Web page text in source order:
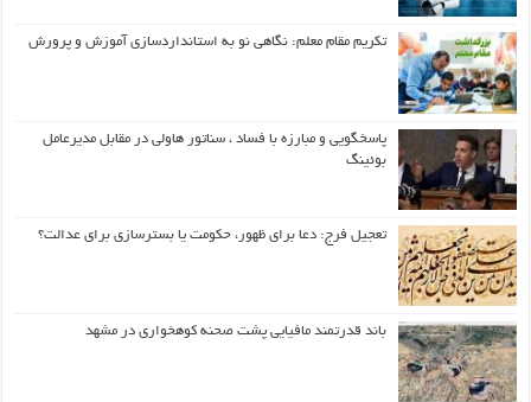
تکریم مقام معلم: نگاهی نو به استانداردسازی آموزش و پرورش
پاسخگویی و مبارزه با فساد ، سناتور هاولی در مقابل مدیرعامل
بوئینگ
تعجیل فرج: دعا برای ظهور، حکومت یا بسترسازی برای عدالت؟
باند قدرتمند مافیایی پشت صحنه کوهخواری در مشهد